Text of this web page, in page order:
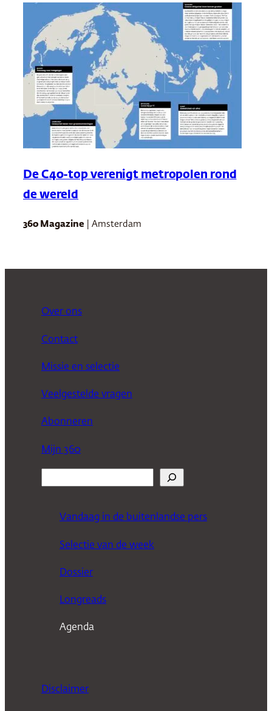
De C40-top verenigt metropolen rond
de wereld
360 Magazine | Amsterdam
Over ons
Contact
Missie en selectie
Veelgestelde vragen
Abonneren
Mijn 360
Vandaag in de buitenlandse pers
Selectie van de week
Dossier
Longreads
Agenda
Disclaimer